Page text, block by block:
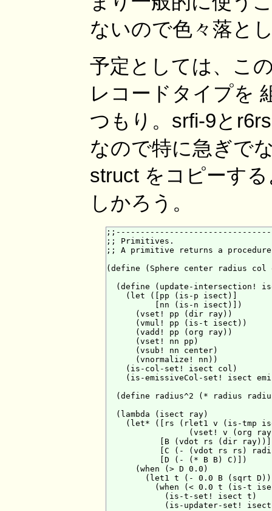
ないので色々落と
予定としては、こ
レコードタイプを
つもり。srfi-9と
なので特に急ぎで
struct をコピーす
しかろう。
;; Primitives.
;; A primitive returns a
(define (Sphere center radius col
(define (update-intersection!
    (let ([pp (is-p isect)]
          [nn (is-n isect)])
      (vset! pp (dir ray))
      (vmul! pp (is-t isect))
      (vadd! pp (org ray))
      (vset! nn pp)
      (vsub! nn center)
      (vnormalize! nn))
    (is-col-set! isect col)
(is-emissiveCol-set! isect
(define radius^2 (* radius
  (lambda (isect ray)
(let* ([rs (rlet1 v (is-tmp
(vset! v (org
           [B (vdot rs (dir ray))]
[C (- (vdot rs rs)
           [D (- (* B B) C)])
      (when (> D 0.0)
        (let1 t (- 0.0 B (sqrt D))
(when (< 0.0 t (is-t
            (is-t-set! isect t)
(is-updater-set!